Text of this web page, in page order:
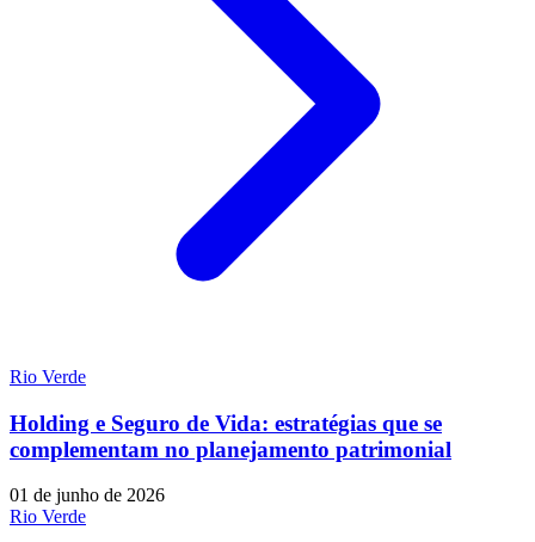
Rio Verde
Holding e Seguro de Vida: estratégias que se
complementam no planejamento patrimonial
01 de junho de 2026
Rio Verde